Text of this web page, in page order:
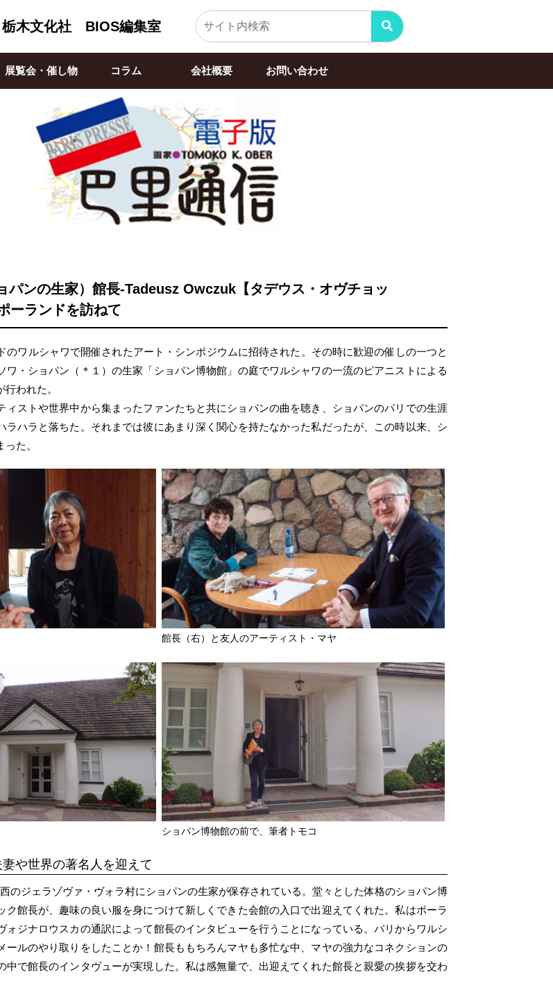
栃木文化社 BIOS編集室
展覧会・催し物 コラム 会社概要 お問い合わせ
パンの生家）館長-Tadeusz Owczuk【タデウス・オヴチョッ
ーランドを訪ねて
のワルシャワで開催されたアート・シンポジウムに招待された。その時に歓迎の催しの一つと
ワ・ショパン（＊１）の生家「ショパン博物館」の庭でワルシャワの一流のピアニストによる
われた。
ィストや世界中から集まったファンたちと共にショパンの曲を聴き、ショパンのパリでの生涯
ラハラと落ちた。それまでは彼にあまり深く関心を持たなかった私だったが、この時以来、シ
た。
館長（右）と友人のアーティスト・マヤ
ショパン博物館の前で、筆者トモコ
や世界の著名人を迎えて
のジェラゾヴァ・ヴォラ村にショパンの生家が保存されている。堂々とした体格のショパン博
ク館長が、趣味の良い服を身につけて新しくできた会館の入口で出迎えてくれた。私はポーラ
ォジナロウスカの通訳によって館長のインタビューを行うことになっている。パリからワルシ
ールのやり取りをしたことか！館長ももちろんマヤも多忙な中、マヤの強力なコネクションの
中で館長のインタヴューが実現した。私は感無量で、出迎えてくれた館長と親愛の挨拶を交わ